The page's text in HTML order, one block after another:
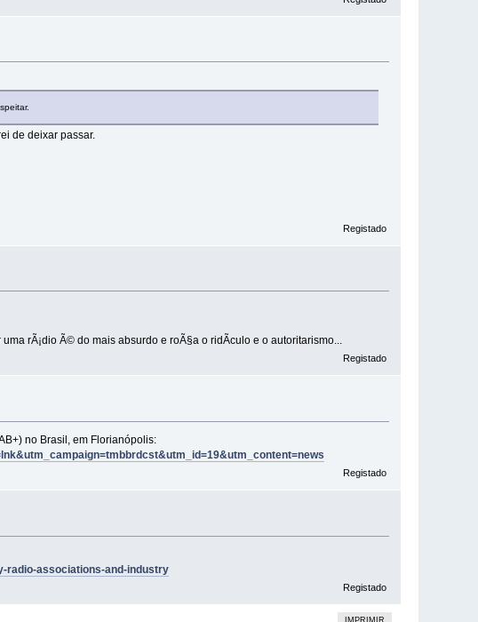
de deixar passar.
Registado
rÃ¡dio Ã© do mais absurdo e roÃ§a o ridÃ­culo e o autoritarismo...
Registado
no Brasil, em Florianópolis:
Registado
radio-associations-and-industry
Registado
IMPRIMIR